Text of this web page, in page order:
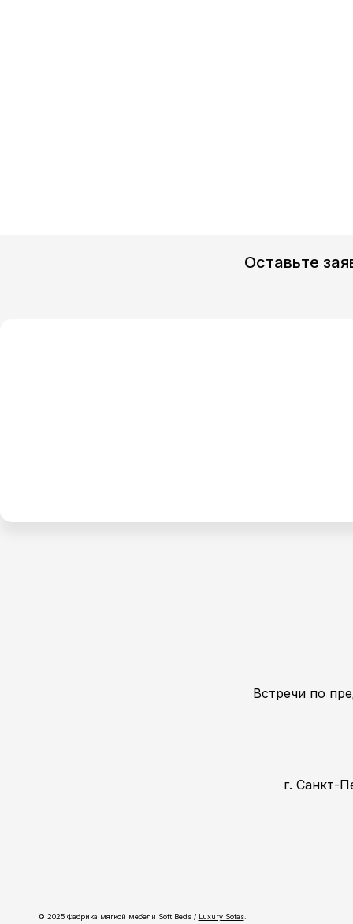
Оставьте
Встречи по
г. Санкт-
© 2025 Фабрика мягкой мебели Soft Beds / Luxury Sofas.